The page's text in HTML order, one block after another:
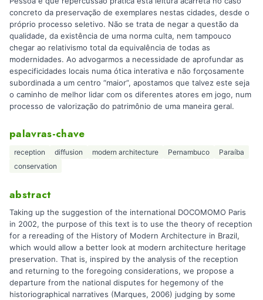
concreto da preservação de exemplares nestas cidades, desde o
próprio processo seletivo. Não se trata de negar a questão da
qualidade, da existência de uma norma culta, nem tampouco
chegar ao relativismo total da equivalência de todas as
modernidades. Ao advogarmos a necessidade de aprofundar as
especificidades locais numa ótica interativa e não forçosamente
subordinada a um centro “maior”, apostamos que talvez este seja
o caminho de melhor lidar com os diferentes atores em jogo, num
processo de valorização do patrimônio de uma maneira geral.
palavras-chave
reception diffusion modern architecture Pernambuco
Paraíba
conservation
abstract
Taking up the suggestion of the international DOCOMOMO Paris
in 2002, the purpose of this text is to use the theory of reception
for a rereading of the History of Modern Architecture in Brazil,
which would allow a better look at modern architecture heritage
preservation. That is, inspired by the analysis of the reception
and returning to the foregoing considerations, we propose a
departure from the national disputes for hegemony of the
historiographical narratives (Marques, 2006) judging by some